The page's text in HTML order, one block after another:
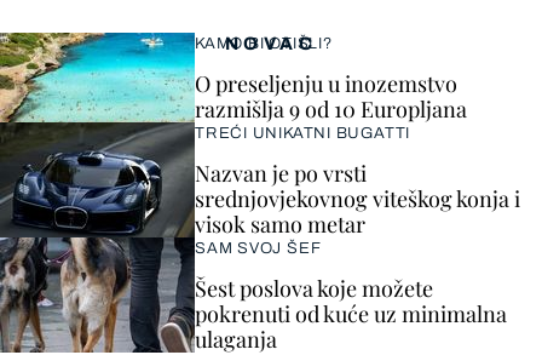
NOVAC
KAMO BI OTIŠLI?
O preseljenju u inozemstvo
razmišlja 9 od 10 Europljana
TREĆI UNIKATNI BUGATTI
Nazvan je po vrsti
srednjovjekovnog viteškog konja i
visok samo metar
SAM SVOJ ŠEF
Šest poslova koje možete
pokrenuti od kuće uz minimalna
ulaganja